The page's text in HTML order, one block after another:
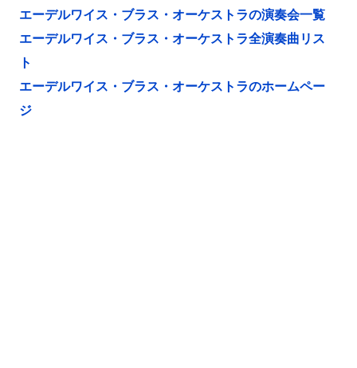
エーデルワイス・ブラス・オーケストラの演奏会一覧
エーデルワイス・ブラス・オーケストラ全演奏曲リス
ト
エーデルワイス・ブラス・オーケストラのホームペー
ジ